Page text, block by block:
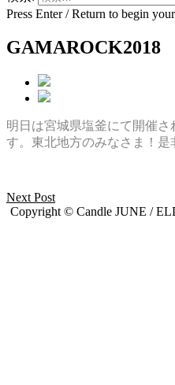
Press Enter / Return to begin
GAMAROCK2018
明日は宮城県塩釜にて開催
す。東北地方のみなさま！是
Next Post
Copyright © Candle JUNE /